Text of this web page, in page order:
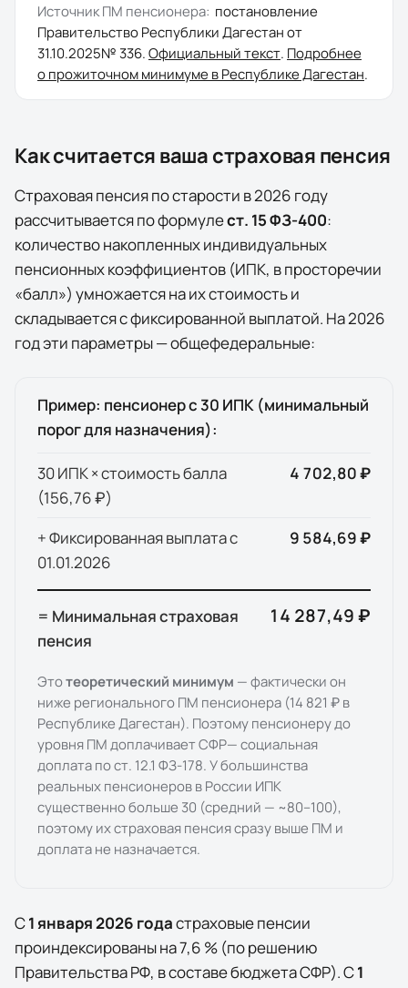
Источник ПМ пенсионера: постановление
Правительство Республики Дагестанот
31.10.2025№ 336.Официальный текст. Подробнее
о прожиточном минимуме вРеспублике Дагестан.
Как считается ваша страховая пенсия
Страховая пенсия по старости в2026 году
рассчитывается по формулест. 15 ФЗ-400:
количество накопленных индивидуальных
пенсионных коэффициентов (ИПК, в просторечии
«балл») умножается на их стоимость и
складывается с фиксированной выплатой. На2026
год эти параметры — общефедеральные:
Пример: пенсионер с 30 ИПК (минимальный
порог для назначения):
30 ИПК × стоимость балла
(156,76 ₽)
4 702,80 ₽
+ Фиксированная выплата с
01.01.2026
9 584,69 ₽
= Минимальная страховая
пенсия
14 287,49 ₽
Этотеоретический минимум — фактически он
ниже регионального ПМ пенсионера (14 821 ₽в
Республике Дагестан). Поэтому пенсионеру до
уровня ПМ доплачиваетСФР— социальная
доплата по ст. 12.1 ФЗ-178. У большинства
реальных пенсионеров в России ИПК
существенно больше 30 (средний — ~80–100),
поэтому их страховая пенсия сразу выше ПМ и
доплата не назначается.
С1 января2026 годастраховые пенсии
проиндексированы на7,6 % (по решению
Правительства РФ, в составе бюджета СФР). С1